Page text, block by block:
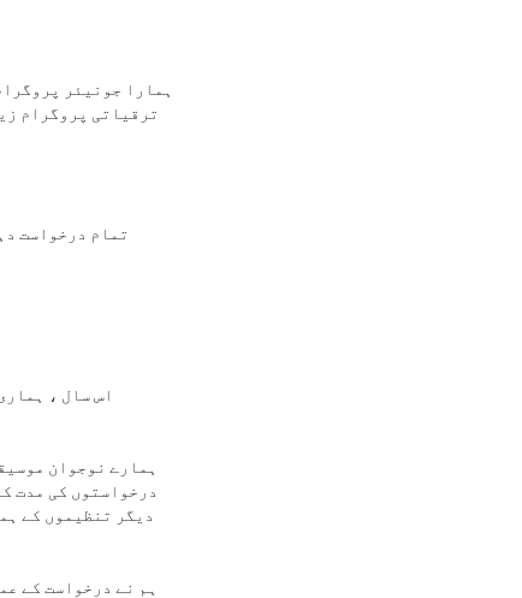
ہمارا جونیئر
ترقیاتی پروگرام
تمام درخواست
اس سال ،
ہمارے نوجوان
درخواستوں کی مدت
دیگر تنظیموں کے
ہم نے درخواست کے